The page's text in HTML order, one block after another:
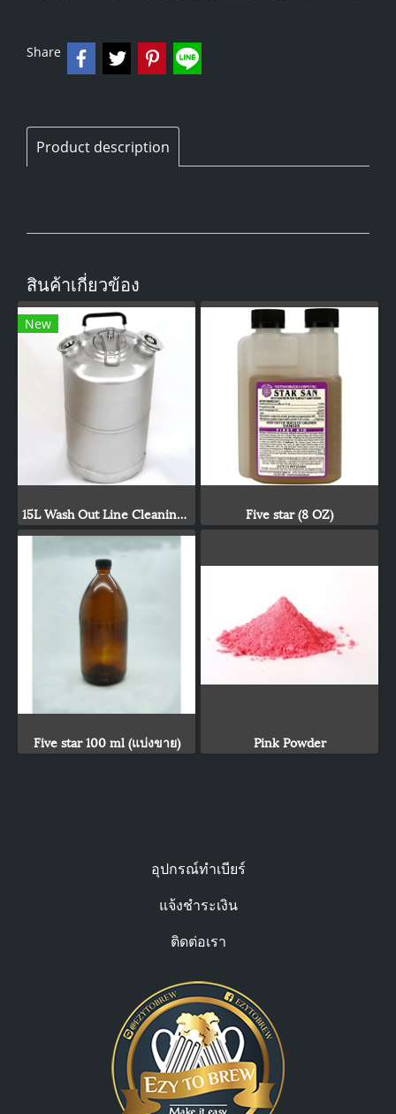
Share
Product description
สินค้าเกี่ยวข้อง
New
15L Wash Out Line Cleaning Keg Five star (8 OZ)
Five star 100 ml (แบ่งขาย) Pink Powder
อุปกรณ์ทำเบียร์
แจ้งชำระเงิน
ติดต่อเรา